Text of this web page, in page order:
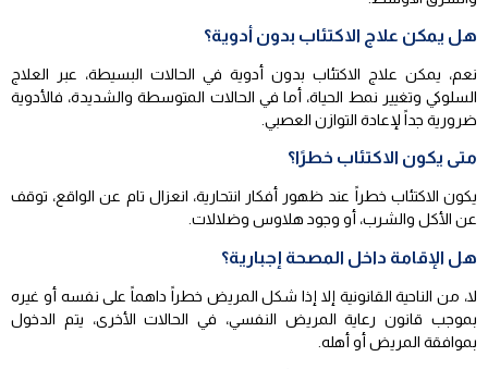
هل يمكن علاج الاكتئاب بدون أدوية؟
نعم، يمكن علاج الاكتئاب بدون أدوية في الحالات البسيطة، عبر العلاج
السلوكي وتغيير نمط الحياة، أما في الحالات المتوسطة والشديدة، فالأدوية
ضرورية جداً لإعادة التوازن العصبي.
متى يكون الاكتئاب خطرًا؟
يكون الاكتئاب خطراً عند ظهور أفكار انتحارية، انعزال تام عن الواقع، توقف
عن الأكل والشرب، أو وجود هلاوس وضلالات.
هل الإقامة داخل المصحة إجبارية؟
لا، من الناحية القانونية إلا إذا شكل المريض خطراً داهماً على نفسه أو غيره
بموجب قانون رعاية المريض النفسي، في الحالات الأخرى، يتم الدخول
بموافقة المريض أو أهله.